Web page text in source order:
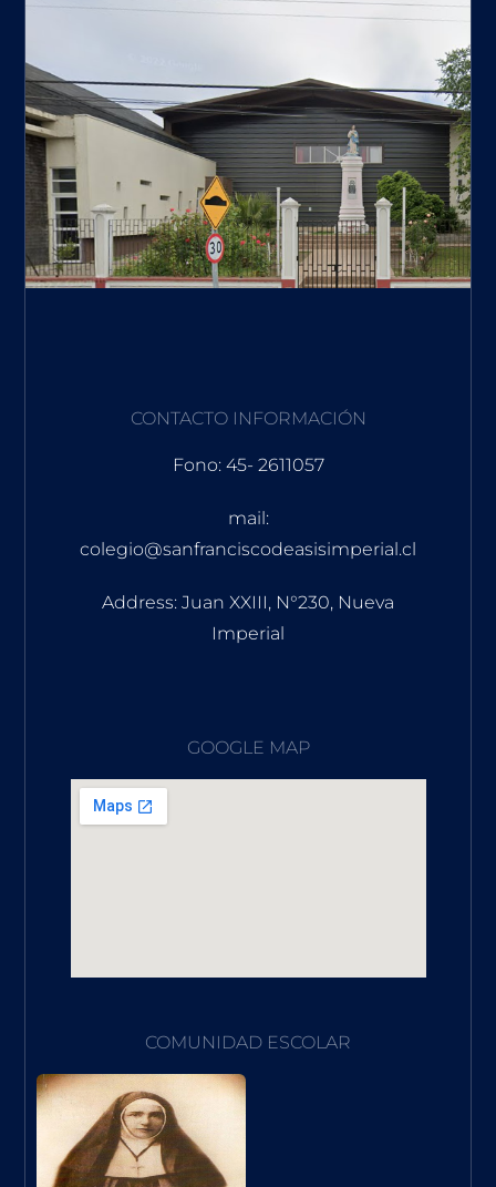
CONTACTO INFORMACIÓN
Fono: 45- 2611057
mail:
colegio@sanfranciscodeasisimperial.cl
Address: Juan XXIII, N°230, Nueva
Imperial
GOOGLE MAP
COMUNIDAD ESCOLAR